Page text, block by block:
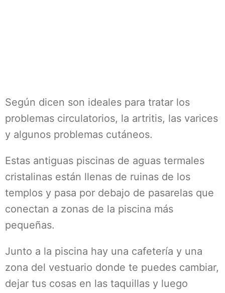
Según dicen son ideales para tratar los
problemas circulatorios, la artritis, las varices
y algunos problemas cutáneos.
Estas antiguas piscinas de aguas termales
cristalinas están llenas de ruinas de los
templos y pasa por debajo de pasarelas que
conectan a zonas de la piscina más
pequeñas.
Junto a la piscina hay una cafetería y una
zona del vestuario donde te puedes cambiar,
dejar tus cosas en las taquillas y luego